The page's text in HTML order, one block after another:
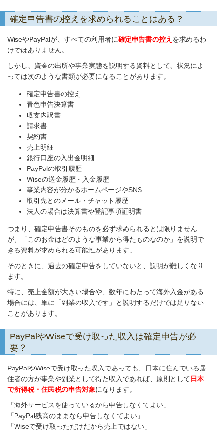
確定申告書の控えを求められることはある？
WiseやPayPalが、すべての利用者に確定申告書の控え を求めるわ
けではありません。
しかし、資金の出所や事業実態を説明する資料として、状況によ
っては次のような書類が必要になることがあります。
確定申告書の控え
青色申告決算書
収支内訳書
請求書
契約書
売上明細
銀行口座の入出金明細
PayPalの取引履歴
Wiseの送金履歴・入金履歴
事業内容が分かるホームページやSNS
取引先とのメール・チャット履歴
法人の場合は決算書や登記事項証明書
つまり、確定申告書そのものを必ず求められるとは限りません
が、「このお金はどのような事業から得たものなのか」を説明で
きる資料が求められる可能性があります。
そのときに、過去の確定申告をしていないと、説明が難しくなり
ます。
特に、売上金額が大きい場合や、数年にわたって海外入金がある
場合には、単に「副業の収入です」と説明するだけでは足りない
ことがあります。
PayPalやWiseで受け取った収入は確定申告が必
要？
PayPalやWiseで受け取った収入であっても、日本に住んでいる居
住者の方が事業や副業として得た収入であれば、原則として 日本
で所得税・住民税の申告対象になります。
「海外サービスを使っているから申告しなくてよい」
「PayPal残高のままなら申告しなくてよい」
「Wiseで受け取っただけだから売上ではない」